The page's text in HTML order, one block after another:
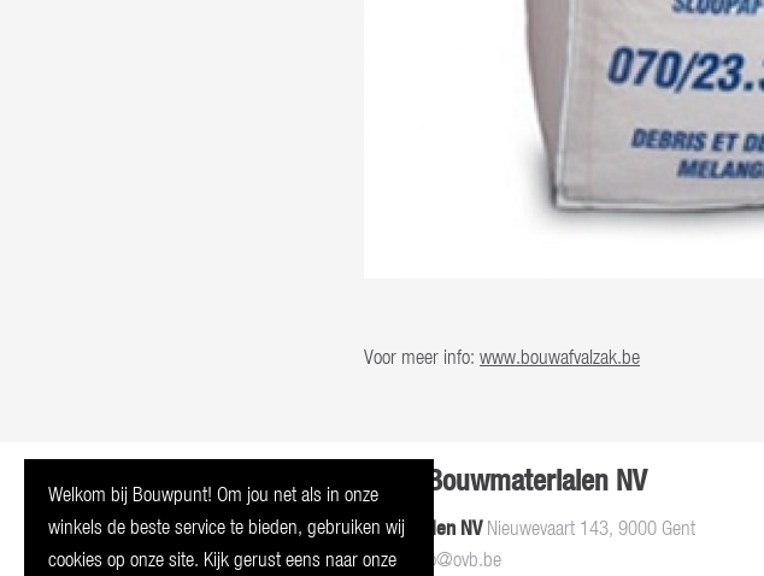
Voor meer info: www.bouwafvalzak.be
Bouwpunt Oostvlaamse Bouwmaterialen NV
Bouwpunt Oostvlaamse Bouwmaterialen NVNieuwevaart 143, 9000 Gent
T 09 216 89 60|F09 216 89 74 |E info@ovb.be
Welkom bij Bouwpunt! Om jou net als in onze
winkels de beste service te bieden, gebruiken wij
cookies op onze site. Kijk gerust eens naar onze